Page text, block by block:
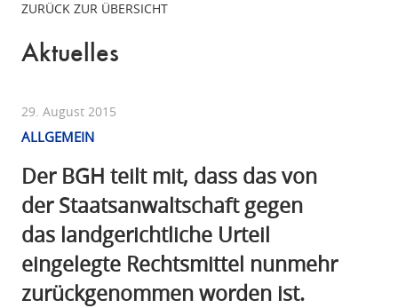
ZURÜCK ZUR ÜBERSICHT
Aktuelles
29. August 2015
ALLGEMEIN
Der BGH teilt mit, dass das von
der Staatsanwaltschaft gegen
das landgerichtliche Urteil
eingelegte Rechtsmittel nunmehr
zurückgenommen worden ist.